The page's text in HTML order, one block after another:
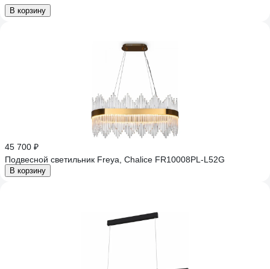
В корзину
45 700 ₽
Подвесной светильник Freya, Chalice FR10008PL-L52G
В корзину